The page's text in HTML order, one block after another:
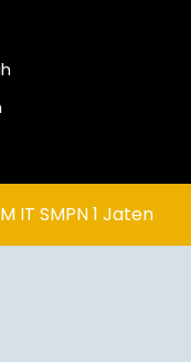
IT SMPN 1 Jaten